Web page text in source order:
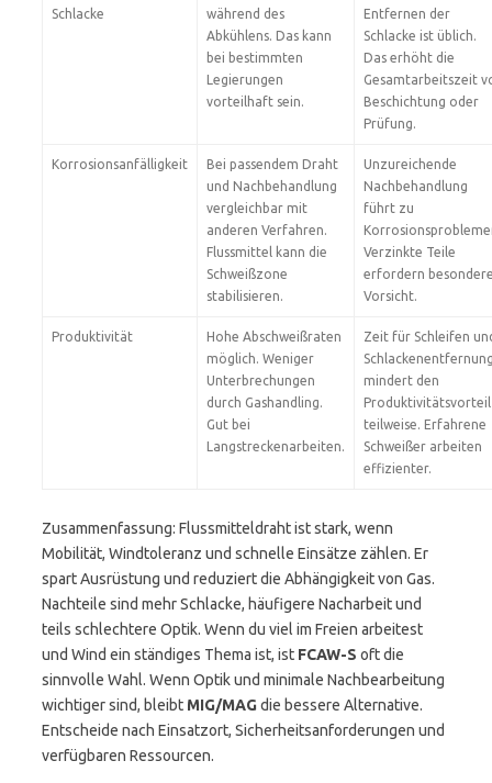
Schlacke
während des
Abkühlens. Das kann
bei bestimmten
Legierungen
vorteilhaft sein.
Entfernen der
Schlacke ist üblich.
Das erhöht die
Gesamtarbeitszeit
Beschichtung oder
Prüfung.
Korrosionsanfälligkeit
Bei passendem Draht
und Nachbehandlung
vergleichbar mit
anderen Verfahren.
Flussmittel kann die
Schweißzone
stabilisieren.
Unzureichende
Nachbehandlung
führt zu
Verzinkte Teile
erfordern
Vorsicht.
Produktivität
Hohe Abschweißraten
möglich. Weniger
Unterbrechungen
durch Gashandling.
Gut bei
Langstreckenarbeiten.
Zeit für Schleifen
mindert den
Produktivitätsvorteil
teilweise. Erfahrene
Schweißer arbeiten
effizienter.
Zusammenfassung: Flussmitteldraht ist stark, wenn
Mobilität, Windtoleranz und schnelle Einsätze zählen. Er
spart Ausrüstung und reduziert die Abhängigkeit von Gas.
Nachteile sind mehr Schlacke, häufigere Nacharbeit und
teils schlechtere Optik. Wenn du viel im Freien arbeitest
und Wind ein ständiges Thema ist, ist FCAW-S oft die
sinnvolle Wahl. Wenn Optik und minimale Nachbearbeitung
wichtiger sind, bleibt MIG/MAGdie bessere Alternative.
Entscheide nach Einsatzort, Sicherheitsanforderungen und
verfügbaren Ressourcen.